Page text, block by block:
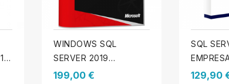
WINDOWS SQL
SERVER 2019
EMPRESA - CALS
199,00 €
SQL
129,90